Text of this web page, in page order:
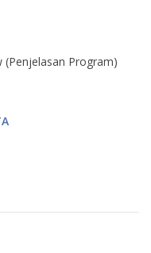
(Penjelasan Program)